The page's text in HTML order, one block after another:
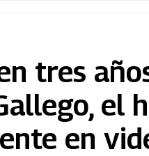
tres
el
en